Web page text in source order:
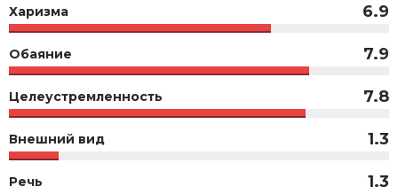
Харизма 6.9
Обаяние 7.9
Целеустремленность 7.8
Внешний вид 1.3
Речь 1.3